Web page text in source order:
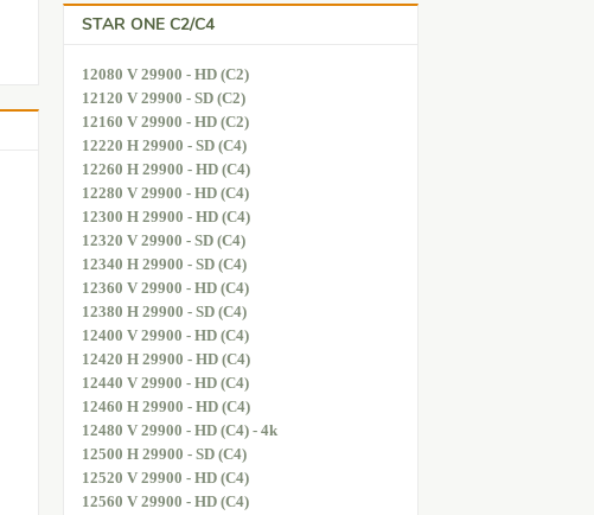
STAR ONE C2/C4
12080 V 29900 - HD (C2)
12120 V 29900 - SD (C2)
12160 V 29900 - HD (C2)
12220 H 29900 - SD (C4)
12260 H 29900 - HD (C4)
12280 V 29900 - HD (C4)
12300 H 29900 - HD (C4)
12320 V 29900 - SD (C4)
12340 H 29900 - SD (C4)
12360 V 29900 - HD (C4)
12380 H 29900 - SD (C4)
12400 V 29900 - HD (C4)
12420 H 29900 - HD (C4)
12440 V 29900 - HD (C4)
12460 H 29900 - HD (C4)
12480 V 29900 - HD (C4) - 4k
12500 H 29900 - SD (C4)
12520 V 29900 - HD (C4)
12560 V 29900 - HD (C4)